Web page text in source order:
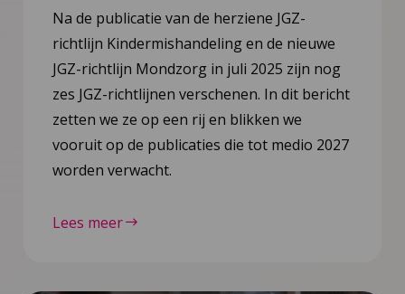
Na de publicatie van de herziene JGZ-
richtlijn Kindermishandeling en de nieuwe
JGZ-richtlijn Mondzorg in juli 2025 zijn nog
zes JGZ-richtlijnen verschenen. In dit bericht
zetten we ze op een rij en blikken we
vooruit op de publicaties die tot medio 2027
worden verwacht.
Lees meer